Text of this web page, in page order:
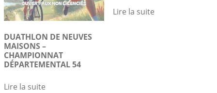
DUATHLON DE NEUVES
MAISONS –
CHAMPIONNAT
DÉPARTEMENTAL 54
Lire la suite
Lire la suite